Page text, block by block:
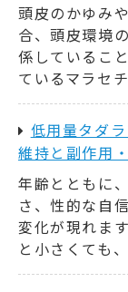
頭皮のかゆみ
合、頭皮環境
係しているこ
ているマラセ
低用量タダ
維持と副作用
年齢とともに
さ、性的な自
変化が現れま
と小さくても